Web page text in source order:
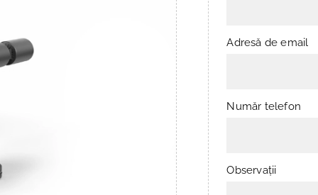
Adresă de email
Număr telefon
Observații